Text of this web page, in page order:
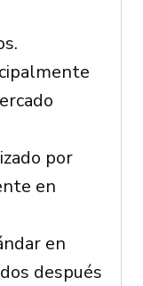
por
en
en
después